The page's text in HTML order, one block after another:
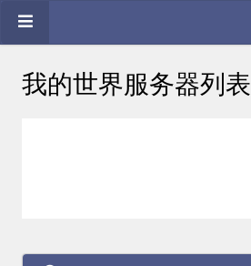
我的世界服务器列表